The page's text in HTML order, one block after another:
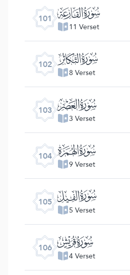
101 ﰒ
11 Verset
102 ﰓ
8 Verset
103 ﰔ
3 Verset
104 ﰕ
9 Verset
105 ﰖ
5 Verset
106 ﰗ
4 Verset